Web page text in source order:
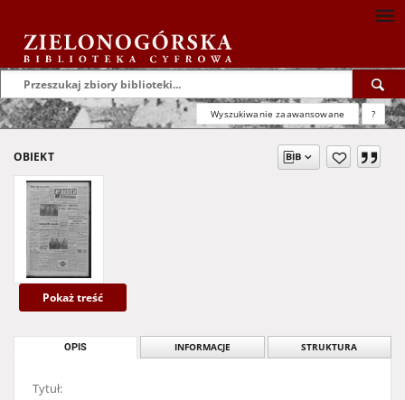
Wyszukiwanie zaawansowane ?
OBIEKT
Pokaż treść
OPIS INFORMACJE STRUKTURA
Tytuł: